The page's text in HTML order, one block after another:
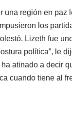
una región en
los
Lizeth fue
política”, le
atinado a decir
cuando tiene al